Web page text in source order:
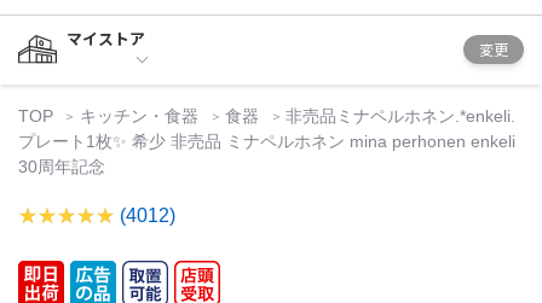
マイストア
変更
TOP キッチン・食器 食器
非売品ミナペルホネン.*enkeli.
プレート1枚✨ 希少 非売品 ミナペルホネン mina perhonen enkeli
30周年記念
(4012)